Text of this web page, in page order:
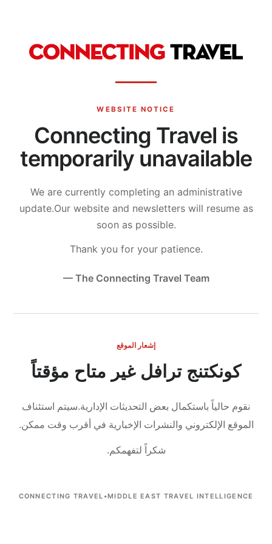
WEBSITE NOTICE
Connecting Travel is
temporarily unavailable
We are currently completing an administrative
update.Our website and newsletters will resume as
soon as possible.
Thank you for your patience.
— The Connecting Travel Team
إشعار الموقع
كونكتنج ترافل غير متاح مؤقتاً
نقوم حالياً باستكمال بعض التحديثات الإدارية.سيتم استئناف
الموقع الإلكتروني والنشرات الإخبارية في أقرب وقت ممكن.
شكراً لتفهمكم.
CONNECTING TRAVEL •MIDDLE EAST TRAVEL INTELLIGENCE